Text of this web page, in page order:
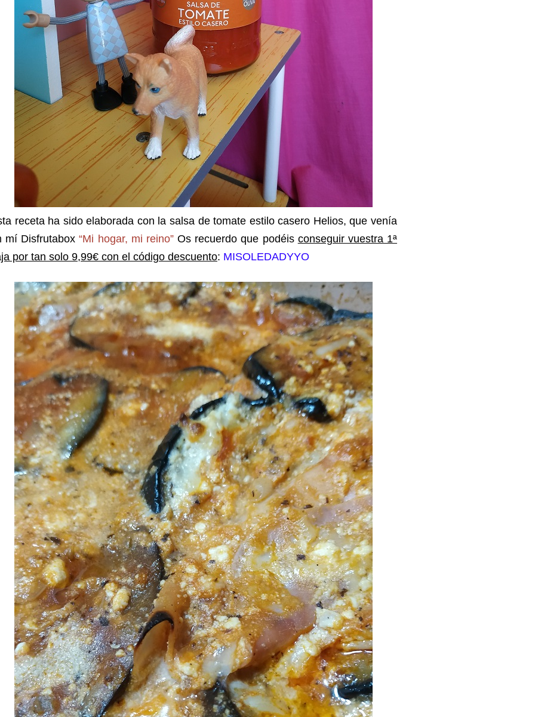
receta ha sido elaborada con la salsa de tomate estilo casero Helios, que venía
mí Disfrutabox“Mi hogar, mi reino”Os recuerdo que podéis conseguir vuestra 1ª
por tan solo 9,99€ con el código descuento: MISOLEDADYYO